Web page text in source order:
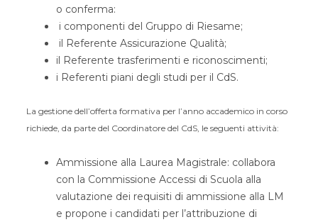
o conferma:
i componenti del Gruppo di Riesame;
il Referente Assicurazione Qualità;
il Referente trasferimenti e riconoscimenti;
i Referenti piani degli studi per il CdS.
La gestione dell’offerta formativa per l’anno accademico in corso
richiede, da parte del Coordinatore del CdS, le seguenti attività:
Ammissione alla Laurea Magistrale: collabora
con la Commissione Accessi di Scuola alla
valutazione dei requisiti di ammissione alla LM
e propone i candidati per l’attribuzione di